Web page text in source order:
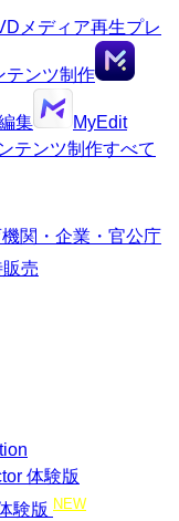
メディア再生プレ
テンツ制作
集
MyEdit
テンツ制作すべて
関・企業・官公庁
売
体験版
験版 NEW